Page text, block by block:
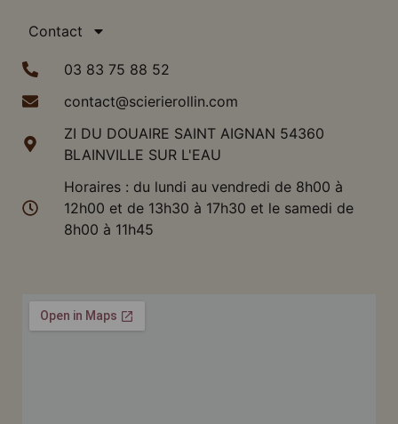
Contact
03 83 75 88 52
contact@scierierollin.com
ZI DU DOUAIRE SAINT AIGNAN 54360
BLAINVILLE SUR L'EAU
Horaires : du lundi au vendredi de 8h00 à
12h00 et de 13h30 à 17h30 et le samedi de
8h00 à 11h45